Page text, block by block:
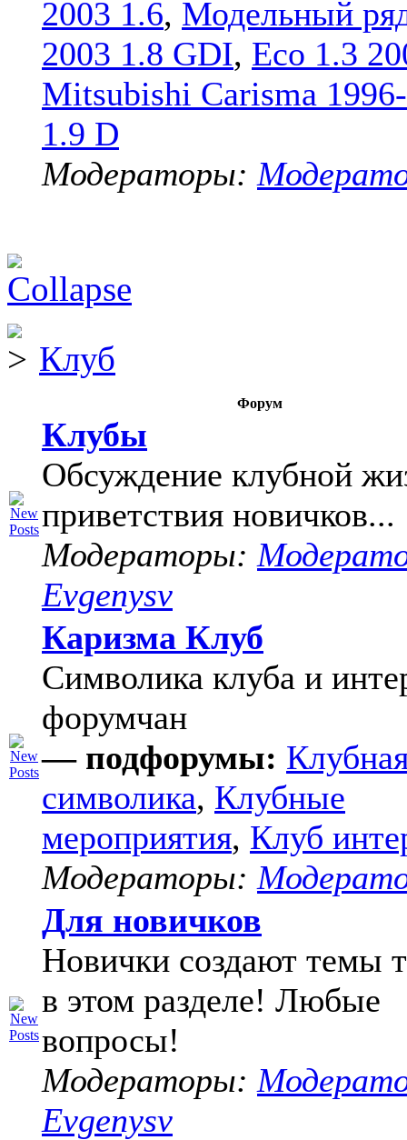
2003 1.6, Модельный
2003 1.8 GDI, Eco 1.3
Mitsubishi Carisma
1.9 D
Модераторы:
Клуб
Форум
Клубы
Обсуждение клубной
приветствия новичков...
Модераторы:
Evgenysv
Каризма Клуб
Символика клуба и
форумчан
— подфорумы:
символика, Клубные
мероприятия, Клуб
Модераторы:
Для новичков
Новички создают темы
в этом разделе! Любые
вопросы!
Модераторы:
Evgenysv